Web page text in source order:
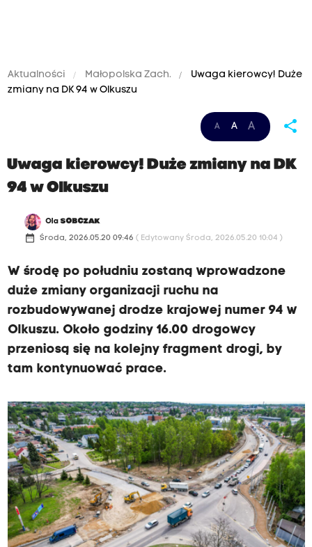
Aktualności Małopolska Zach.
Uwaga kierowcy! Duże
zmiany na DK 94 w Olkuszu
A A A share
Uwaga kierowcy! Duże zmiany na DK
94 w Olkuszu
OlaSOBCZAK
date_range Środa, 2026.05.20 09:46 ( Edytowany Środa, 2026.05.20 10:04 )
W środę po południu zostaną wprowadzone
duże zmiany organizacji ruchu na
rozbudowywanej drodze krajowej numer 94 w
Olkuszu. Około godziny 16.00 drogowcy
przeniosą się na kolejny fragment drogi, by
tam kontynuować prace.